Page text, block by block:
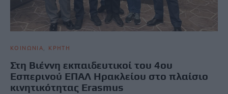
ΚΟΙΝΩΝΙΑ ΚΡΗΤΗ
Στη Βιέννη εκπαιδευτικoί του 4ου
Εσπερινού ΕΠΑΛ Ηρακλείου στο πλαίσιο
κινητικότητας Erasmus